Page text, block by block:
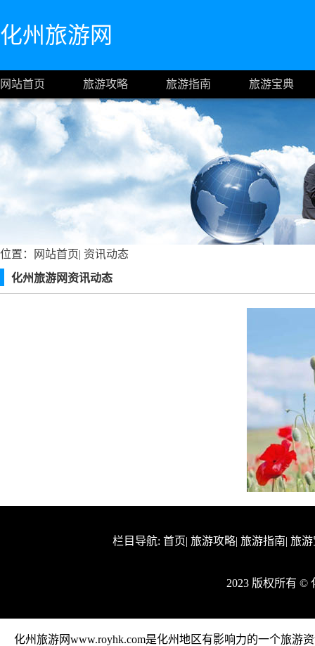
化州旅游网
网站首页 旅游攻略 旅游指南 旅游宝典
位置： 网站首页| 资讯动态
化州旅游网资讯动态
栏目导航: 首页| 旅游攻略| 旅游指南| 旅
2023 版权所有
化州旅游网www.royhk.com是化州地区有影响力的一个旅游